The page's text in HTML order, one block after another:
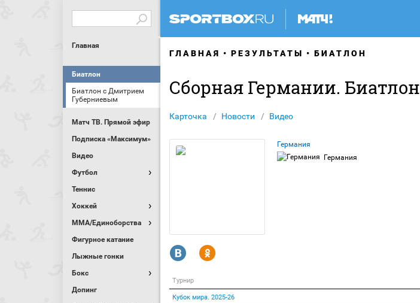
Главная
Биатлон
Биатлон с Дмитрием
Губерниевым
Матч ТВ. Прямой эфир
Подписка «Максимум»
Видео
Футбол
Теннис
Хоккей
MMA/Единоборства
Фигурное катание
Лыжные гонки
Бокс
Допинг
ГЛАВНАЯ РЕЗУЛЬТАТЫ БИАТЛОН
Сборная Германии. Биатлон
Карточка Новости Видео
Германия
Германия
R Y
Турнир
Кубок мира. 2025-26